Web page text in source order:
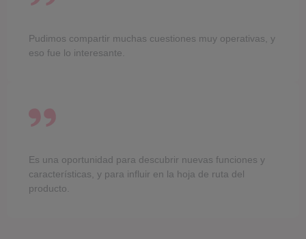
Pudimos compartir muchas cuestiones muy operativas, y
eso fue lo interesante.
Es una oportunidad para descubrir nuevas funciones y
características, y para influir en la hoja de ruta del
producto.